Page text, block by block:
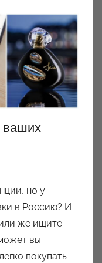
ваших
но у
в Россию? И
же ищите
вы
покупать